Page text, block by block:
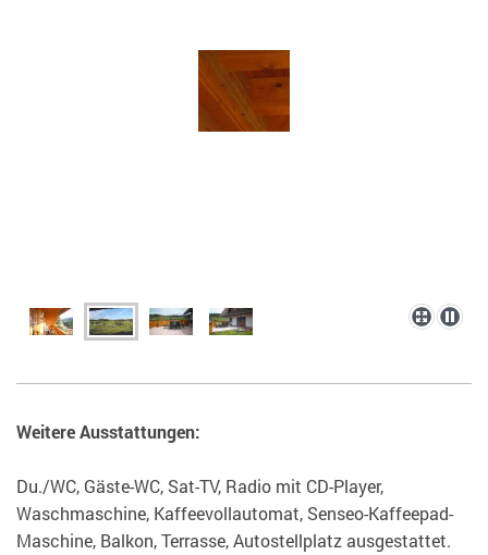
Weitere Ausstattungen:
Du./WC, Gäste-WC, Sat-TV, Radio mit CD-Player,
Waschmaschine, Kaffeevollautomat, Senseo-Kaffeepad-
Maschine, Balkon, Terrasse, Autostellplatz ausgestattet.